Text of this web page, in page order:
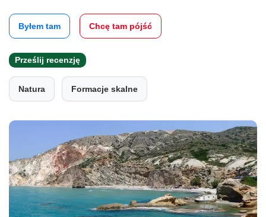
Byłem tam Chcę tam pójść
Prześlij recenzję
Natura Formacje skalne